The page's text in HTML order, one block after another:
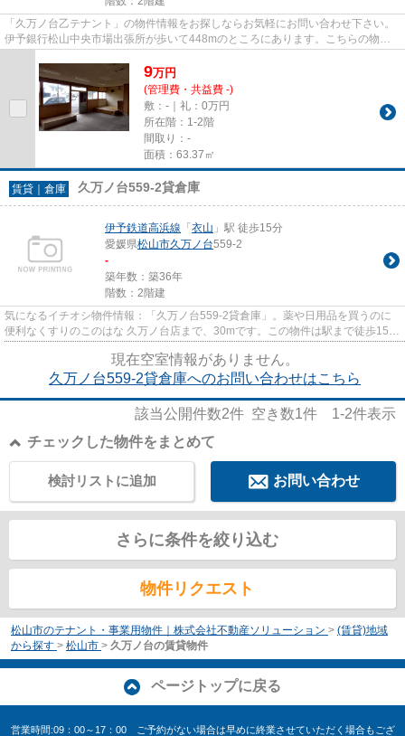
「久万ノ台乙テナント」の物件情報をお探しならお気軽にお問い合わせ下さい。
伊予銀行松山中央市場出張所が歩いて448mのところにあります。こちらの物件
9万円
(管理費・共益費 -)
敷：-｜礼：0万円
所在階：1-2階
間取り：-
面積：63.37㎡
賃貸｜倉庫 久万ノ台559-2貸倉庫
伊予鉄道高浜線 「 衣山 」駅 徒歩15分
愛媛県松山市久万ノ台559-2
-
築年数：築36年
階数：2階建
気になるイチオシ物件情報：「久万ノ台559-2貸倉庫」。薬や日用品を買うのに
便利なくすりのこのはな 久万ノ台店まで、30mです。この物件は駅まで徒歩15分
現在空室情報がありません。
久万ノ台559-2貸倉庫へのお問い合わせはこちら
該当公開件数2件 空き数1件 1-2件表示
チェックした物件をまとめて
お問い合わせ
検討リストに追加
さらに条件を絞り込む
物件リクエスト
松山市のテナント・事業用物件｜株式会社不動産ソリューション > (賃貸)地域
から探す > 松山市 > 久万ノ台の賃貸物件
ページトップに戻る
営業時間:09：00～17：00 ご予約がない場合は早めに終業させていただく場合もござ